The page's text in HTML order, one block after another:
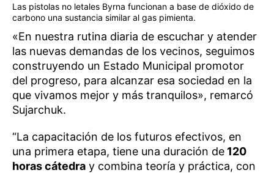
Las pistolas no letales Byrna funcionan a base de dióxido de
carbono una sustancia similar al gas pimienta.
«En nuestra rutina diaria de escuchar y atender
las nuevas demandas de los vecinos, seguimos
construyendo un Estado Municipal promotor
del progreso, para alcanzar esa sociedad en la
que vivamos mejor y más tranquilos», remarcó
Sujarchuk.
“La capacitación de los futuros efectivos, en
una primera etapa, tiene una duración de 120
horas cátedra y combina teoría y práctica, con